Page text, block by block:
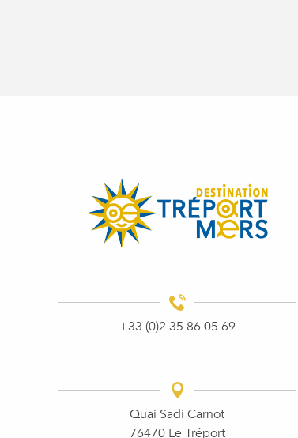
+33 (0)2 35 86 05 69
Quai Sadi Carnot
76470 Le Tréport